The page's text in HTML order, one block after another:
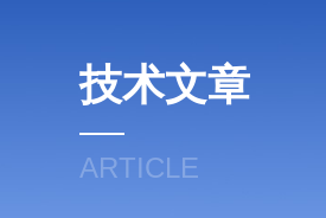
技术文章
ARTICLE